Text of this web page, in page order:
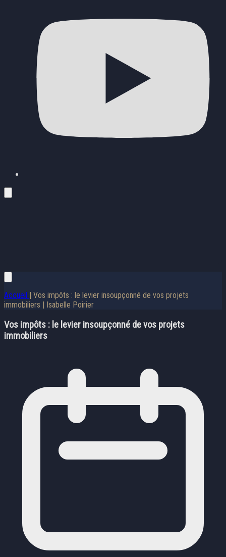
Accueil | Vos impôts : le levier insoupçonné de vos projets
immobiliers | Isabelle Poirier
Vos impôts : le levier insoupçonné de vos projets
immobiliers